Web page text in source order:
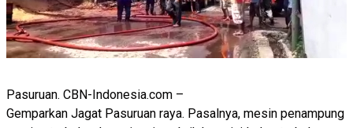
Pasuruan. CBN-Indonesia.com –
Gemparkan Jagat Pasuruan raya. Pasalnya, mesin penampung